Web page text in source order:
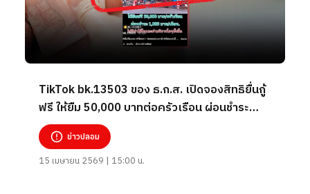
TikTok bk.13503 ของ ธ.ก.ส. เปิดจองสิทธิยื่นกู้
ฟรี ให้ยืม 50,000 บาทต่อครัวเรือน ผ่อนชำระ
1,083 บาทต่อเดือน
ข่าวปลอม
15 เมษายน 2569 | 15:00 น.